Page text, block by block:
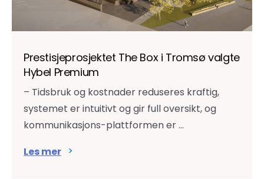
Prestisjeprosjektet The Box i Tromsø valgte
Hybel Premium
– Tidsbruk og kostnader reduseres kraftig,
systemet er intuitivt og gir full oversikt, og
kommunikasjons-plattformen er ...
Les mer